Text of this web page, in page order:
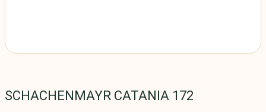
SCHACHENMAYR CATANIA 172